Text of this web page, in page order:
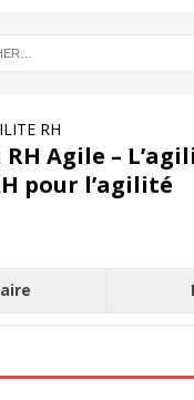
RH
Agile –
pour l’agilité